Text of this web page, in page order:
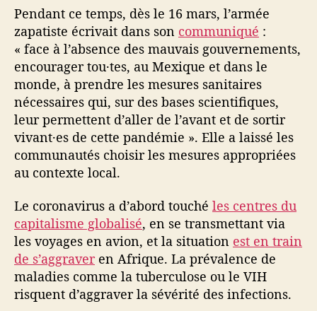
e
l
e
s
f
a
i
l
l
s
s
p
o
t
e
t
Pendant ce temps, dès le 16 mars, l’armée
zapatiste écrivait dans son communiqué :
« face à l’absence des mauvais gouvernements,
encourager tou·tes, au Mexique et dans le
monde, à prendre les mesures sanitaires
nécessaires qui, sur des bases scientifiques,
leur permettent d’aller de l’avant et de sortir
vivant·es de cette pandémie ». Elle a laissé les
communautés choisir les mesures appropriées
au contexte local.
Le coronavirus a d’abord touché les centres du
capitalisme globalisé, en se transmettant via
les voyages en avion, et la situation est en train
de s’aggraveren Afrique. La prévalence de
maladies comme la tuberculose ou le VIH
risquent d’aggraver la sévérité des infections.